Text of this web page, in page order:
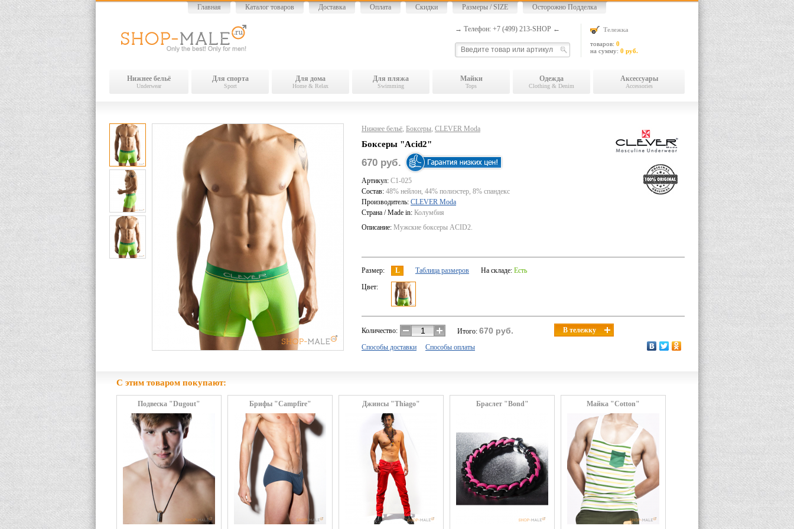
Главная Каталог товаров Доставка Оплата Скидки Размеры / SIZE Осторожно Подделка
Тележка
товаров: 0
на сумму: 0 руб.
→ Телефон: +7 (499) 213-SHOP ←
Нижнее бельё
Underwear
Для спорта
Sport
Для дома
Home & Relax
Для пляжа
Swimming
Майки
Tops
Одежда
Clothing & Denim
Аксессуары
Accessories
Нижнее бельё, Боксеры, CLEVER Moda
Боксеры "Acid2"
670 руб.
Артикул: C1-025
Состав: 48% нейлон, 44% полиэстер, 8% спандекс
Производитель: CLEVER Moda
Страна / Made in: Колумбия
Описание: Мужские боксеры ACID2.
Размер: L Таблица размеров На складе: Есть
Цвет:
Количество: Итого: 670 руб. В тележку
Способы доставки Способы оплаты
С этим товаром покупают:
Подвеска "Dugout" Брифы "Campfire" Джинсы "Thiago" Браслет "Bond" Майка "Cotton"